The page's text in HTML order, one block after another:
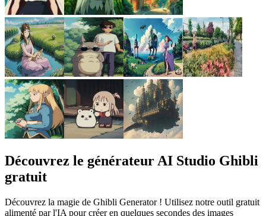
Découvrez le générateur AI Studio Ghibli
gratuit
Découvrez la magie de Ghibli Generator ! Utilisez notre outil gratuit
alimenté par l'IA pour créer en quelques secondes des images